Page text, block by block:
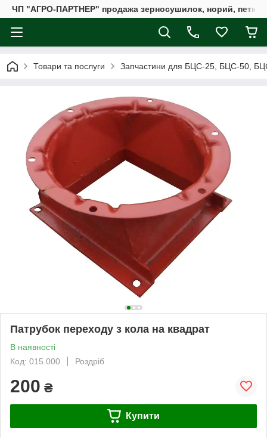
ЧП "АГРО-ПАРТНЕР" продажа зерносушилок, норий,
Товари та послуги Запчастини для БЦС-25, БЦС-50,
Патрубок переходу з кола на квадрат
В наявності
Код: 015.000
Роздріб
200 ₴
Купити